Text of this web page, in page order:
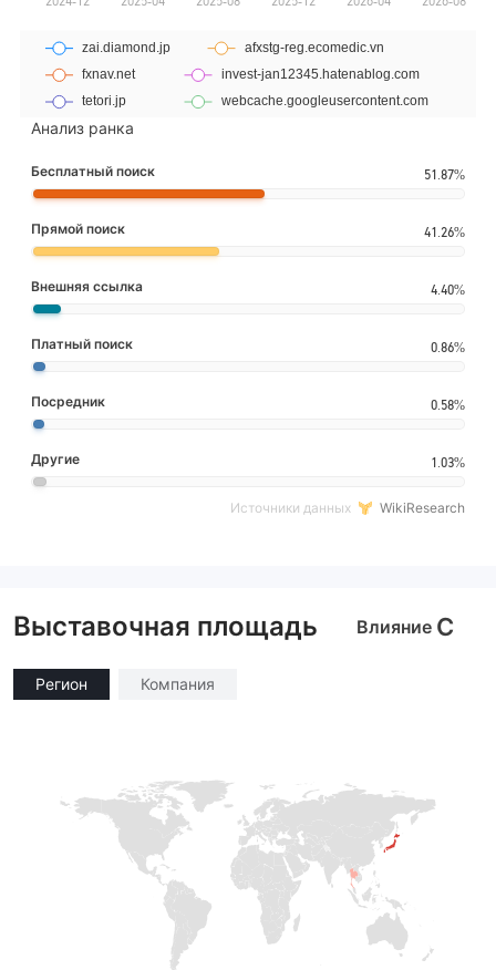
Анализ ранка
Бесплатный поиск 51.87%
Прямой поиск 41.26%
Внешняя ссылка 4.40%
Платный поиск 0.86%
Посредник 0.58%
Другие 1.03%
Источники данных WikiResearch
Выставочная площадь Влияние C
Регион Компания